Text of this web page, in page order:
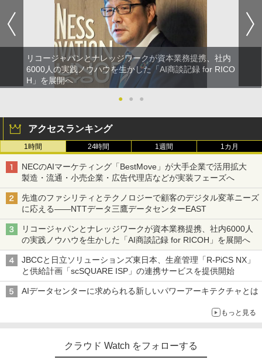
リコージャパンとナレッジワークが資本業務提携、社内
6000人の実践ノウハウを生かした「AI商談記録 for RICO
H」を展開へ
●
● ●
アクセスランキング
1時間 24時間 1週間 1カ月
NECのAIマーケティング「BestMove」が大手企業で活用拡大
製造・流通・小売企業・広告代理店などが実装フェーズへ
先進のファシリティとテクノロジーで顧客のデジタル変革ニーズ
に応える――NTTデータ三鷹データセンターEAST
リコージャパンとナレッジワークが資本業務提携、社内6000人
の実践ノウハウを生かした「AI商談記録 for RICOH」を展開へ
JBCCと日立ソリューションズ東日本、生産管理「R-PiCS NX」
と供給計画「scSQUARE ISP」の連携サービスを提供開始
AIデータセンターに求められる新しいパワーアーキテクチャとは
もっと見る
クラウド Watch をフォローする